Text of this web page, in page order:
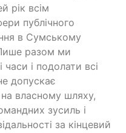
рік всім
публічного
в Сумському
разом ми
і подолати всі
допускає
власному шляху,
зусиль і
за кінцевий